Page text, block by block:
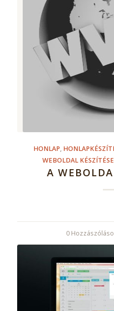
HONLAP,
WEBOLDAL KÉSZÍTÉSE
A
0 /